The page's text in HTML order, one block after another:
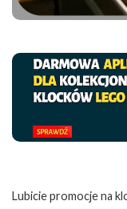
Lubicie promocje na